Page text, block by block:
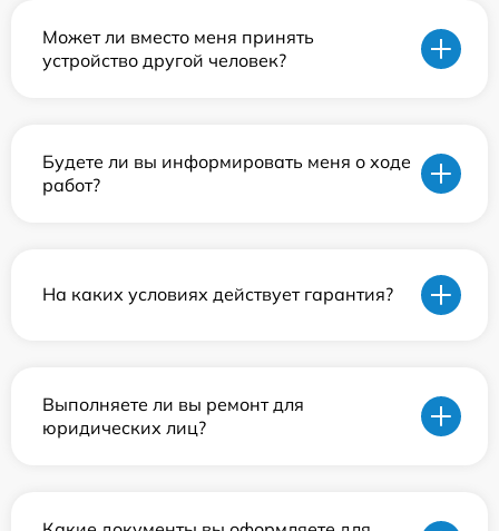
Может ли вместо меня принять
устройство другой человек?
Будете ли вы информировать меня о ходе
работ?
На каких условиях действует гарантия?
Выполняете ли вы ремонт для
юридических лиц?